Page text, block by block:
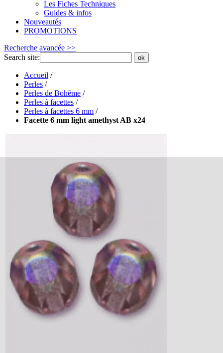
Les Fiches Techniques
Guides & infos
Nouveautés
PROMOTIONS
Recherche avancée >>
Search site:
ok
Accueil /
Perles /
Perles de Bohême /
Perles à facettes /
Perles à facettes 6 mm /
Facette 6 mm light amethyst AB x24